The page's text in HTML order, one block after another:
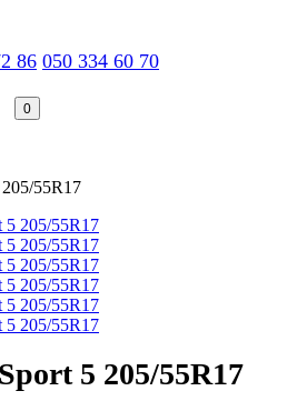
86 050 334 60 70
0
55R17
5 205/55R17